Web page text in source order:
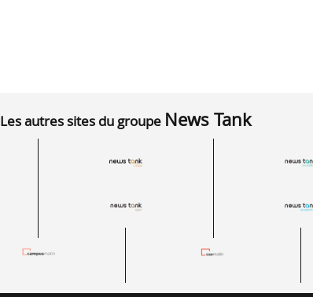
Les autres sites du groupe News Tank